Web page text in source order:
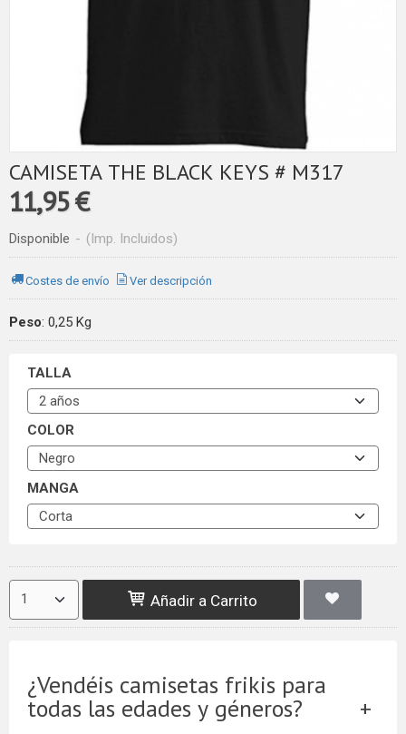
CAMISETA THE BLACK KEYS # M317
11,95 €
Disponible - (Imp. Incluidos)
Costes de envío Ver descripción
Peso: 0,25 Kg
TALLA
COLOR
MANGA
Añadir a Carrito
¿Vendéis camisetas frikis para
todas las edades y géneros?